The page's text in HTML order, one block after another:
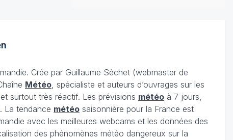
Crée par Guillaume Séchet (webmaster de
Météo , spécialiste et auteurs d’ouvrages sur les
surtout très réactif. Les prévisions météo à 7 jours,
La tendance météo saisonnière pour la France est
avec les meilleures webcams et les données des
des phénomènes météo dangereux sur la